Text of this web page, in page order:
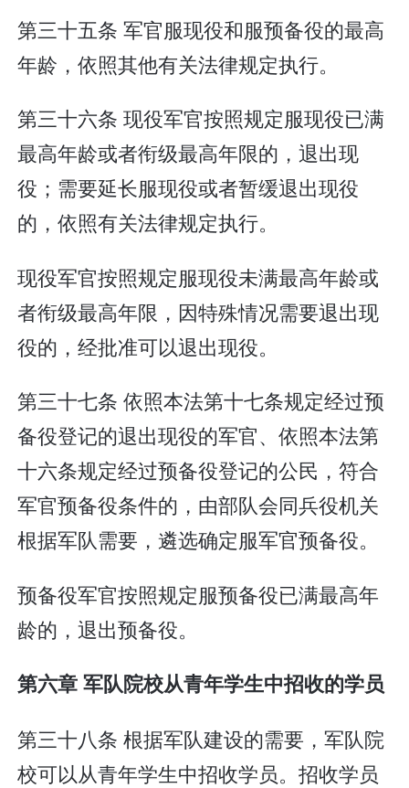
第三十五条 军官服现役和服预备役的最高
年龄，依照其他有关法律规定执行。
第三十六条 现役军官按照规定服现役已满
最高年龄或者衔级最高年限的，退出现
役；需要延长服现役或者暂缓退出现役
的，依照有关法律规定执行。
现役军官按照规定服现役未满最高年龄或
者衔级最高年限，因特殊情况需要退出现
役的，经批准可以退出现役。
第三十七条 依照本法第十七条规定经过预
备役登记的退出现役的军官、依照本法第
十六条规定经过预备役登记的公民，符合
军官预备役条件的，由部队会同兵役机关
根据军队需要，遴选确定服军官预备役。
预备役军官按照规定服预备役已满最高年
龄的，退出预备役。
第六章 军队院校从青年学生中招收的学员
第三十八条 根据军队建设的需要，军队院
校可以从青年学生中招收学员。招收学员